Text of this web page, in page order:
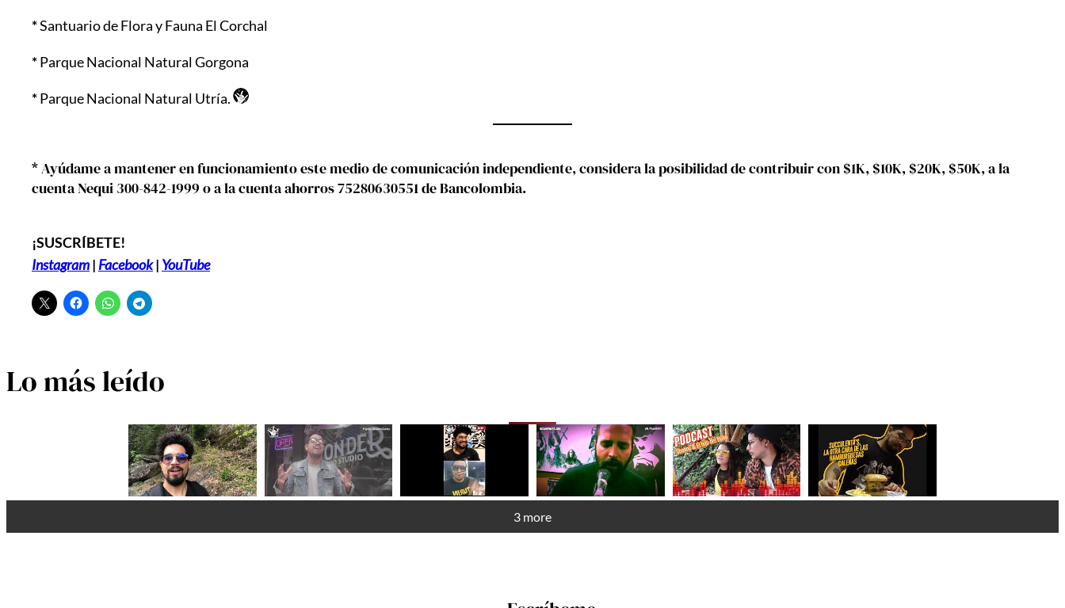
*Santuario de Flora y Fauna El Corchal
*Parque Nacional Natural Gorgona
*Parque Nacional Natural Utría.
* Ayúdame a mantener en funcionamiento este medio de comunicación independiente, considera la posibilidad de contribuir con $1K, $10K, $20K, $50K, a la
cuenta Nequi 300-842-1999 o a la cuenta ahorros 75280630551 de Bancolombia.
¡SUSCRÍBETE!
Instagram| Facebook| YouTube
Lo más leído
3 more